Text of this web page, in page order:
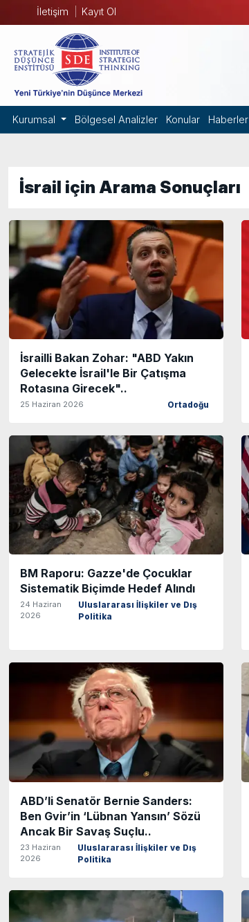
İletişim Kayıt Ol
Kurumsal Bölgesel Analizler Konular Haberler
İsrail için Arama Sonuçları
İsrailli Bakan Zohar: "ABD Yakın
Gelecekte İsrail'le Bir Çatışma
Rotasına Girecek"..
25 Haziran 2026 Ortadoğu
BM Raporu: Gazze'de Çocuklar
Sistematik Biçimde Hedef Alındı
24 Haziran
2026
Uluslararası İlişkiler ve Dış
Politika
ABD’li Senatör Bernie Sanders:
Ben Gvir’in ‘Lübnan Yansın’ Sözü
Ancak Bir Savaş Suçlu..
23 Haziran
2026
Uluslararası İlişkiler ve Dış
Politika